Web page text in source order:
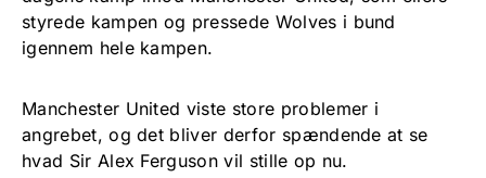
styrede kampen og pressede Wolves i bund
igennem hele kampen.
Manchester United viste store problemer i
angrebet, og det bliver derfor spændende at se
hvad Sir Alex Ferguson vil stille op nu.